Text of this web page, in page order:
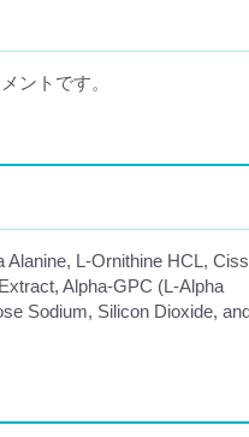
ントです。
L-Ornithine HCL,
Alpha-GPC (L-Alpha
Sodium, Silicon Dioxide,